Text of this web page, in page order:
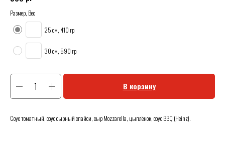
Размер, Вес
25 см, 410 гр
30 см, 590 гр
В корзину
Соус томатный, соус сырный спайси, сыр Mozzarella, цыплёнок, соус BBQ (Heinz).